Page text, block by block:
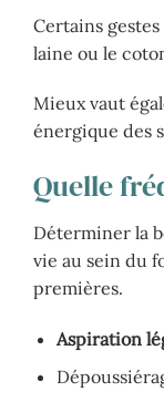
Certains
laine ou le
Mieux vaut
énergique des
Quelle
Déterminer la
vie au sein du
premières.
Aspiration